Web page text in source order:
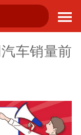
车销量前